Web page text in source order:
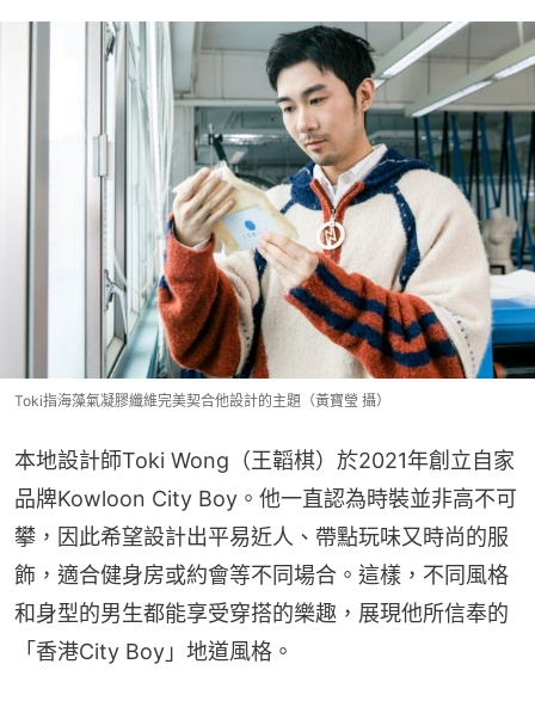
Toki指海藻氣凝膠纖維完美契合他設計的主題（黃寶瑩 攝）
本地設計師Toki Wong（王韜棋）於2021年創立自家
品牌Kowloon City Boy。他一直認為時裝並非高不可
攀，因此希望設計出平易近人、帶點玩味又時尚的服
飾，適合健身房或約會等不同場合。這樣，不同風格
和身型的男生都能享受穿搭的樂趣，展現他所信奉的
「香港City Boy」地道風格。